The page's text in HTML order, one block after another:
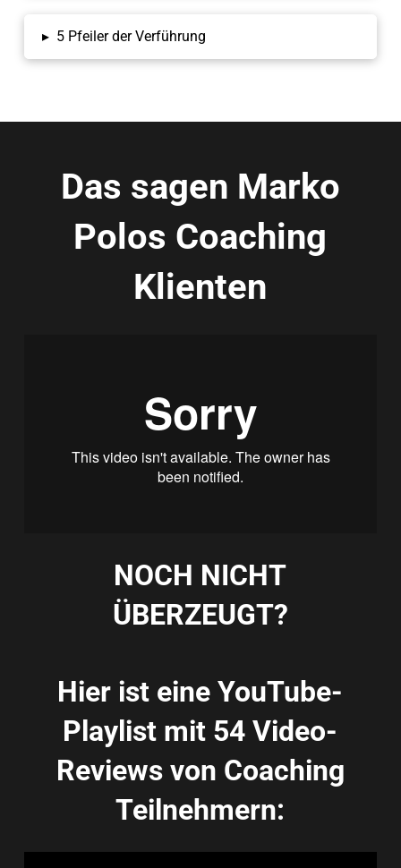
▸ 5 Pfeiler der Verführung
Das sagen Marko
Polos Coaching
Klienten
NOCH NICHT
ÜBERZEUGT?
Hier ist eine YouTube-
Playlist mit 54 Video-
Reviews von Coaching
Teilnehmern: